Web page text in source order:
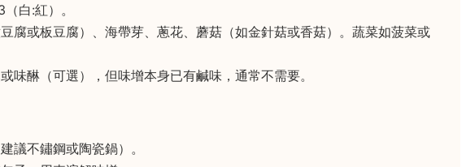
白:紅）。
腐或板豆腐）、海帶芽、蔥花、蘑菇（如金針菇或香菇）。蔬菜如菠菜或
味醂（可選），但味增本身已有鹹味，通常不需要。
議不鏽鋼或陶瓷鍋）。